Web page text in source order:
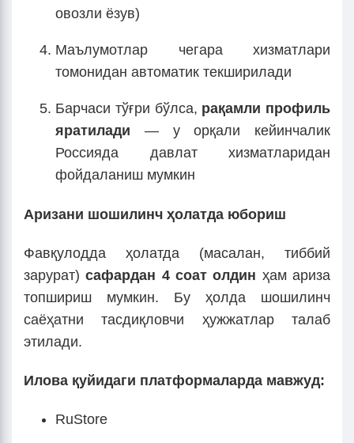
овозли ёзув)
Маълумотлар чегара хизматлари
томонидан автоматик текширилади
Барчаси тўғри бўлса, рақамли профиль
яратилади — у орқали кейинчалик
Россияда давлат хизматларидан
фойдаланиш мумкин
Аризани шошилинч ҳолатда юбориш
Фавқулодда ҳолатда (масалан, тиббий
зарурат)сафардан 4 соат олдин ҳам ариза
топшириш мумкин. Бу ҳолда шошилинч
саёҳатни тасдиқловчи ҳужжатлар талаб
этилади.
Илова қуйидаги платформаларда мавжуд:
RuStore